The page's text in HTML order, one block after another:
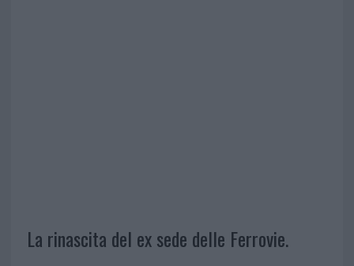
La rinascita del ex sede delle Ferrovie.